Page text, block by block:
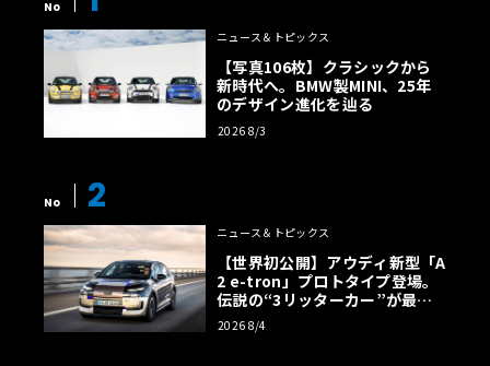
No
ニュース＆トピックス
【写真106枚】クラシックから
新時代へ。BMW製MINI、25年
のデザイン進化を辿る
2026 8/3
No 2
ニュース＆トピックス
【世界初公開】アウディ新型「A
2 e-tron」プロトタイプ登場。
伝説の“3リッターカー”が最高
効率エントリーBEVとして復活
【画像38枚】
2026 8/4